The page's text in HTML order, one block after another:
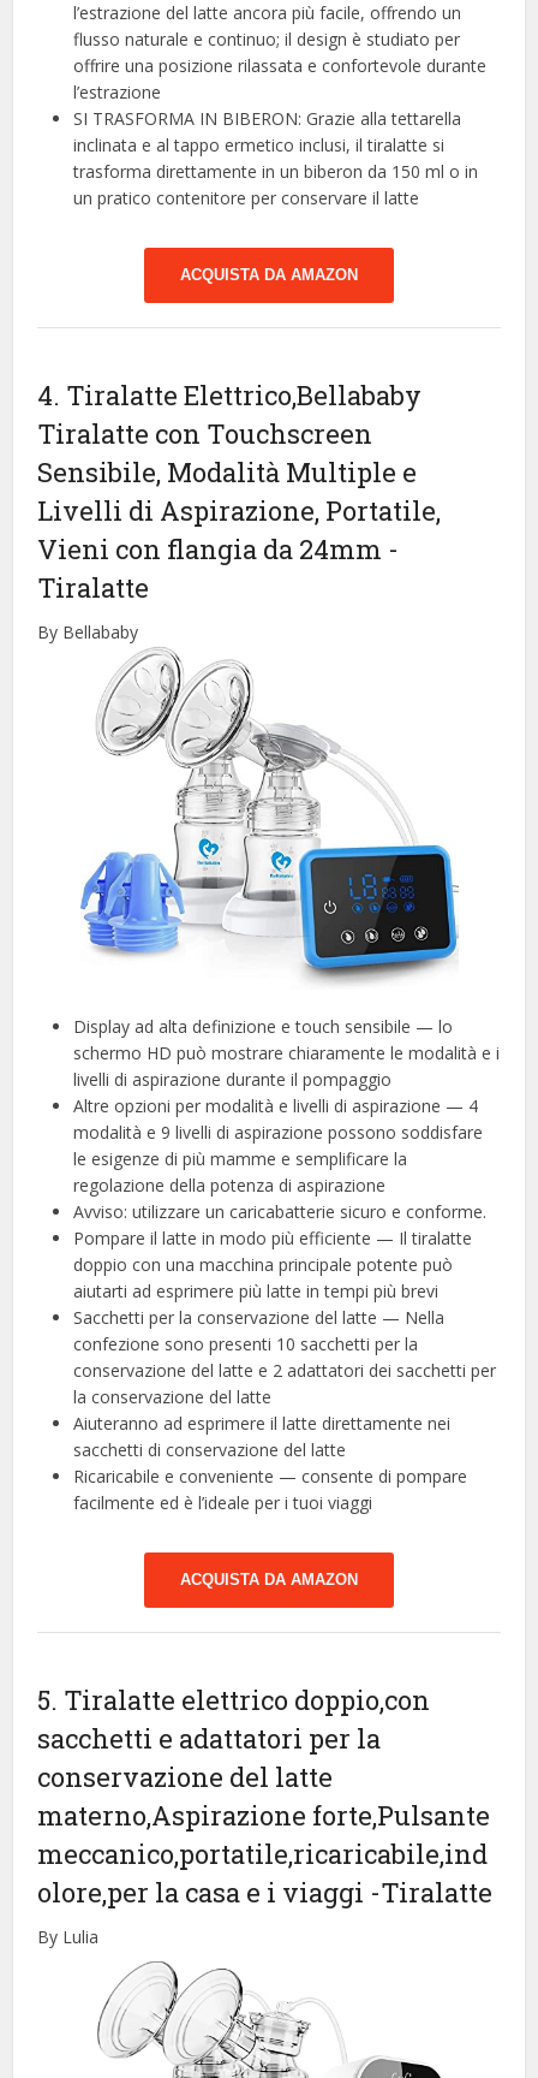
l’estrazione del latte ancora più facile, offrendo un
flusso naturale e continuo; il design è studiato per
offrire una posizione rilassata e confortevole durante
l’estrazione
SI TRASFORMA IN BIBERON: Grazie alla tettarella
inclinata e al tappo ermetico inclusi, il tiralatte si
trasforma direttamente in un biberon da 150 ml o in
un pratico contenitore per conservare il latte
ACQUISTA DA AMAZON
4. Tiralatte Elettrico,Bellababy
Tiralatte con Touchscreen
Sensibile, Modalità Multiple e
Livelli di Aspirazione, Portatile,
Vieni con flangia da 24mm -
Tiralatte
By Bellababy
Display ad alta definizione e touch sensibile — lo
schermo HD può mostrare chiaramente le modalità e i
livelli di aspirazione durante il pompaggio
Altre opzioni per modalità e livelli di aspirazione — 4
modalità e 9 livelli di aspirazione possono soddisfare
le esigenze di più mamme e semplificare la
regolazione della potenza di aspirazione
Avviso: utilizzare un caricabatterie sicuro e conforme.
Pompare il latte in modo più efficiente — Il tiralatte
doppio con una macchina principale potente può
aiutarti ad esprimere più latte in tempi più brevi
Sacchetti per la conservazione del latte — Nella
confezione sono presenti 10 sacchetti per la
conservazione del latte e 2 adattatori dei sacchetti per
la conservazione del latte
Aiuteranno ad esprimere il latte direttamente nei
sacchetti di conservazione del latte
Ricaricabile e conveniente — consente di pompare
facilmente ed è l’ideale per i tuoi viaggi
ACQUISTA DA AMAZON
5. Tiralatte elettrico doppio,con
sacchetti e adattatori per la
conservazione del latte
materno,Aspirazione forte,Pulsante
meccanico,portatile,ricaricabile,ind
olore,per la casa e i viaggi -Tiralatte
By Lulia